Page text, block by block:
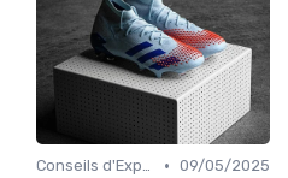
Conseils d'Experts • 09/05/2025